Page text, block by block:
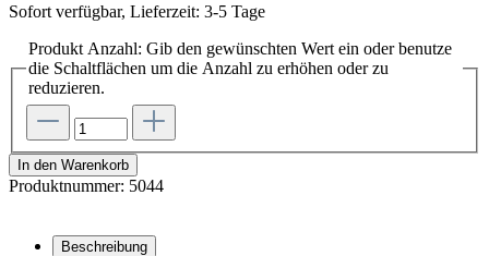
Sofort verfügbar, Lieferzeit: 3-5 Tage
Produkt Anzahl: Gib den gewünschten Wert ein oder benutze
die Schaltflächen um die Anzahl zu erhöhen oder zu
reduzieren.
In den Warenkorb
Produktnummer: 5044
Beschreibung